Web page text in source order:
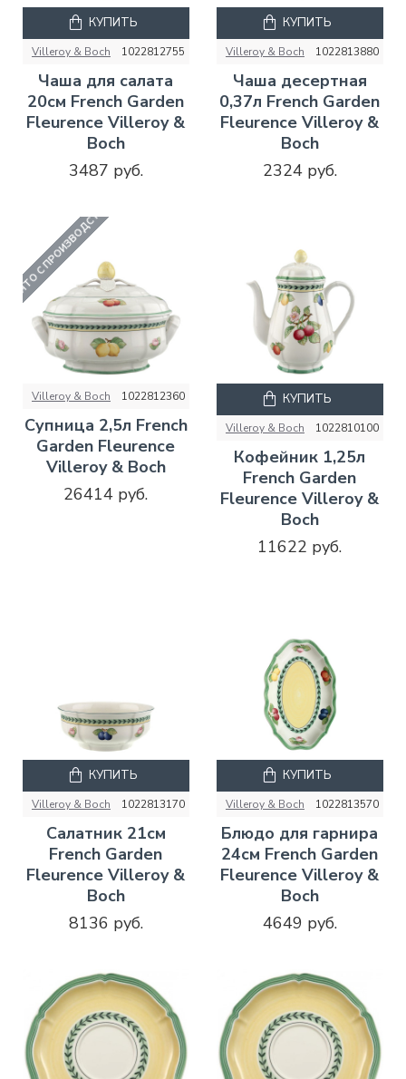
Villeroy & Boch 1022812755
Чаша для салата
20см French Garden
Fleurence Villeroy &
Boch
3487 руб.
КУПИТЬ
Villeroy & Boch 1022813880
Чаша десертная
0,37л French Garden
Fleurence Villeroy &
Boch
2324 руб.
КУПИТЬ
СНЯТО С ПРОИЗВОДСТВА
Villeroy & Boch 1022812360
Супница 2,5л French
Garden Fleurence
Villeroy & Boch
26414 руб.
Villeroy & Boch 1022810100
Кофейник 1,25л
French Garden
Fleurence Villeroy &
Boch
11622 руб.
КУПИТЬ
Villeroy & Boch 1022813170
Салатник 21см
French Garden
Fleurence Villeroy &
Boch
8136 руб.
КУПИТЬ
Villeroy & Boch 1022813570
Блюдо для гарнира
24см French Garden
Fleurence Villeroy &
Boch
4649 руб.
КУПИТЬ